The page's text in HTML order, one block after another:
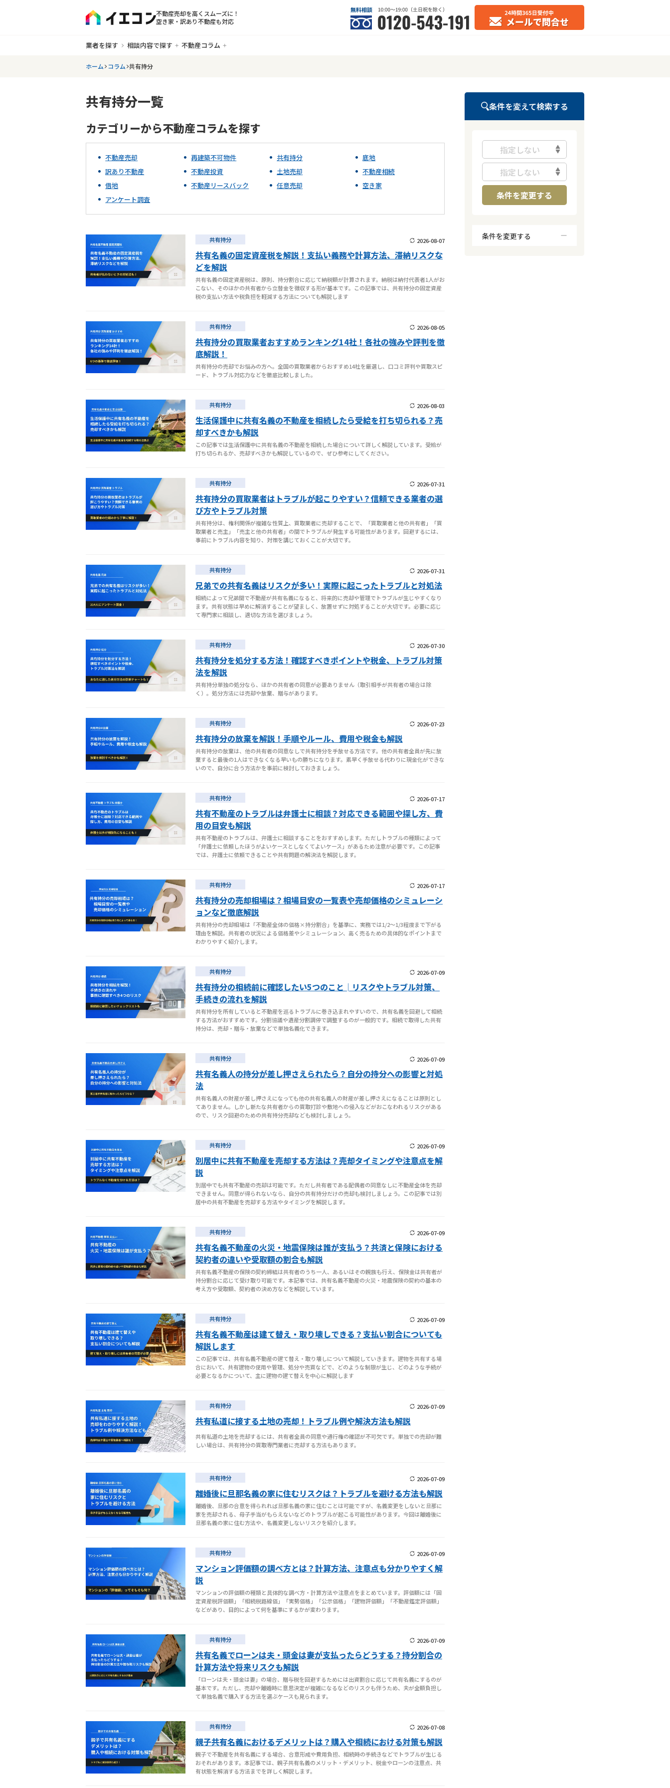
不動産売却を高くスムーズに！
空き家・訳あり不動産も対応
業者を探す 相談内容で探す 不動産コラム
ホーム コラム 共有持分
共有持分一覧
カテゴリーから不動産コラムを探す
不動産売却 再建築不可物件 共有持分
底地
訳あり不動産
不動産投資 土地売却
不動産相続
借地
不動産リースバック 任意売却
空き家
アンケート調査
共有持分 2026-08-07
共有名義の固定資産税を解説！支払い義務や計算方法、滞納リスクな
どを解説
共有名義の固定資産税は、原則、持分割合に応じて納税額が計算されます。納税は納付代表者1人がお
こない、そのほかの共有者から立替金を徴収する形が基本です。この記事では、共有持分の固定資産
税の支払い方法や税負担を軽減する方法についても解説します
共有持分 2026-08-05
共有持分の買取業者おすすめランキング14社！各社の強みや評判を徹
底解説！
共有持分の売却でお悩みの方へ。全国の買取業者からおすすめ14社を厳選し、口コミ評判や買取スピ
ード、トラブル対応力などを徹底比較しました。
共有持分 2026-08-03
生活保護中に共有名義の不動産を相続したら受給を打ち切られる？売
却すべきかも解説
この記事では生活保護中に共有名義の不動産を相続した場合について詳しく解説しています。受給が
打ち切られるか、売却すべきかも解説しているので、ぜひ参考にしてください。
共有持分 2026-07-31
共有持分の買取業者はトラブルが起こりやすい？信頼できる業者の選
び方やトラブル対策
共有持分は、権利関係が複雑な性質上、買取業者に売却することで、「買取業者と他の共有者」「買
取業者と売主」「売主と他の共有者」の間でトラブルが発生する可能性があります。回避するには、
事前にトラブル内容を知り、対策を講じておくことが大切です。
共有持分 2026-07-31
兄弟での共有名義はリスクが多い！実際に起こったトラブルと対処法
相続によって兄弟間で不動産が共有名義になると、将来的に売却や管理でトラブルが生じやすくなり
ます。共有状態は早めに解消することが望ましく、放置せずに対処することが大切です。必要に応じ
て専門家に相談し、適切な方法を選びましょう。
共有持分 2026-07-30
共有持分を処分する方法！確認すべきポイントや税金、トラブル対策
法を解説
共有持分単独の処分なら、ほかの共有者の同意が必要ありません（取引相手が共有者の場合は除
く）。処分方法には売却や放棄、贈与があります。
共有持分 2026-07-23
共有持分の放棄を解説！手順やルール、費用や税金も解説
共有持分の放棄は、他の共有者の同意なしで共有持分を手放せる方法です。他の共有者全員が先に放
棄すると最後の1人はできなくなる早いもの勝ちになります。素早く手放せる代わりに現金化ができな
いので、自分に合う方法かを事前に検討しておきましょう。
共有持分 2026-07-17
共有不動産のトラブルは弁護士に相談？対応できる範囲や探し方、費
用の目安も解説
共有不動産のトラブルは、弁護士に相談することをおすすめします。ただしトラブルの種類によって
「弁護士に依頼したほうがよいケースとしなくてよいケース」があるため注意が必要です。この記事
では、弁護士に依頼できることや共有問題の解決法を解説します。
共有持分 2026-07-17
共有持分の売却相場は？相場目安の一覧表や売却価格のシミュレーシ
ョンなど徹底解説
共有持分の売却相場は「不動産全体の価格×持分割合」を基準に、実務では1/2〜1/3程度まで下がる
理由を解説。共有者の状況による価格差やシミュレーション、高く売るための具体的なポイントまで
わかりやすく紹介します。
共有持分 2026-07-09
共有持分の相続前に確認したい5つのこと│リスクやトラブル対策、
手続きの流れを解説
共有持分を所有していると不動産を巡るトラブルに巻き込まれやすいので、共有名義を回避して相続
する方法がおすすめです。分割協議や遺産分割調停で調整するのが一般的です。相続で取得した共有
持分は、売却・贈与・放棄などで単独名義化できます。
共有持分 2026-07-09
共有名義人の持分が差し押さえられたら？自分の持分への影響と対処
法
共有名義人の財産が差し押さえになっても他の共有名義人の財産が差し押さえになることは原則とし
てありません。しかし新たな共有者からの買取打診や敷地への侵入などがおこなわれるリスクがある
ので、リスク回避のための共有持分売却なども検討しましょう。
共有持分 2026-07-09
別居中に共有不動産を売却する方法は？売却タイミングや注意点を解
説
別居中でも共有不動産の売却は可能です。ただし共有者である配偶者の同意なしに不動産全体を売却
できません。同意が得られないなら、自分の共有持分だけの売却も検討しましょう。この記事では別
居中の共有不動産を売却する方法やタイミングを解説します。
共有持分 2026-07-09
共有名義不動産の火災・地震保険は誰が支払う？共済と保険における
契約者の違いや受取額の割合も解説
共有名義不動産の保険の契約締結は共有者のうち一人、あるいはその親族も行え、保険金は共有者が
持分割合に応じて受け取り可能です。本記事では、共有名義不動産の火災・地震保険の契約の基本の
考え方や受取額、契約者の決め方などを解説しています。
共有持分 2026-07-09
共有名義不動産は建て替え・取り壊しできる？支払い割合についても
解説します
この記事では、共有名義不動産の建て替え・取り壊しについて解説していきます。建物を共有する場
合において、共有建物の使用や管理、処分や売買などで、どのような制限が生じ、どのような手続が
必要となるかについて、主に建物の建て替えを中心に解説します
共有持分 2026-07-09
共有私道に接する土地の売却！トラブル例や解決方法も解説
共有私道の土地を売却するには、共有者全員の同意や通行権の確認が不可欠です。単独での売却が難
しい場合は、共有持分の買取専門業者に売却する方法もあります。
共有持分 2026-07-09
離婚後に旦那名義の家に住むリスクは？トラブルを避ける方法も解説
離婚後、旦那の合意を得られれば旦那名義の家に住むことは可能ですが、名義変更をしないと旦那に
家を売却される、母子手当がもらえないなどのトラブルが起こる可能性があります。今回は離婚後に
旦那名義の家に住む方法や、名義変更しないリスクを紹介します。
共有持分 2026-07-09
マンション評価額の調べ方とは？計算方法、注意点も分かりやすく解
説
マンションの評価額の種類と具体的な調べ方・計算方法や注意点をまとめています。評価額には「固
定資産税評価額」「相続税路線価」「実勢価格」「公示価格」「建物評価額」「不動産鑑定評価額」
などがあり、目的によって何を基準にするかが変わります。
共有持分 2026-07-09
共有名義でローンは夫・頭金は妻が支払ったらどうする？持分割合の
計算方法や将来リスクも解説
「ローンは夫・頭金は妻」の場合、贈与税を回避するためには出資割合に応じて共有名義にするのが
基本です。ただし、売却や離婚時に意思決定が複雑になるなどのリスクも伴うため、夫が全額負担し
て単独名義で購入する方法を選ぶケースも見られます。
共有持分 2026-07-08
親子共有名義におけるデメリットは？購入や相続における対策も解説
親子で不動産を共有名義にする場合、合意形成や費用負担、相続時の手続きなどでトラブルが生じる
おそれがあります。本記事では、親子共有名義のメリット・デメリット、税金やローンの注意点、共
有状態を解消する方法までを詳しく解説します。
条件を変えて検索する
指定しない
指定しない
条件を変更する
条件を変更する